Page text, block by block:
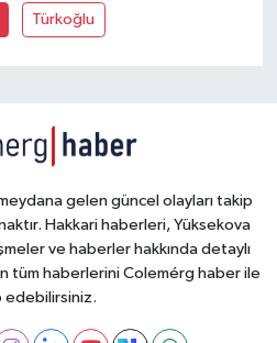
Türkoğlu
gelen güncel olayları takip
Hakkari haberleri, Yüksekova
ve haberler hakkında detaylı
tüm haberlerini Colemérg haber ile
edebilirsiniz.